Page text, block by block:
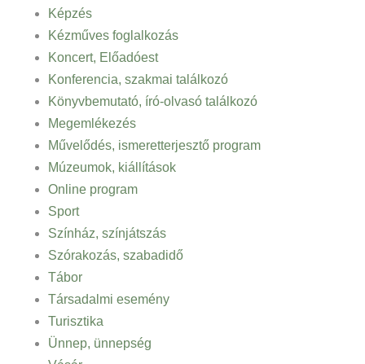
Képzés
Kézműves foglalkozás
Koncert, Előadóest
Konferencia, szakmai találkozó
Könyvbemutató, író-olvasó találkozó
Megemlékezés
Művelődés, ismeretterjesztő program
Múzeumok, kiállítások
Online program
Sport
Színház, színjátszás
Szórakozás, szabadidő
Tábor
Társadalmi esemény
Turisztika
Ünnep, ünnepség